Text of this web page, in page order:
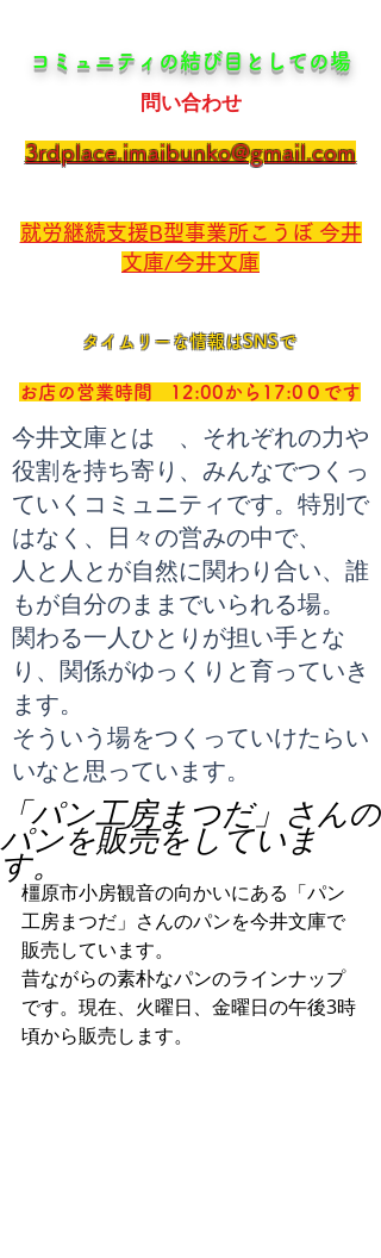
​コミュニティの結び目としての場
問い合わせ
3rdplace.imaibunko@gmail.com
就労継続支援B型事業所こうぼ 今井
文庫/今井文庫
タイムリーな情報はSNSで
お店の営業時間 12:00から17:0０です
今井文庫とは 、 それぞれの力や
役割を持ち寄り、みんなでつくっ
ていくコミュニティです。 特別で
はなく、日々の営みの中で、
人と人とが自然に関わり合い、誰
もが自分のままでいられる場。
関わる一人ひとりが担い手とな
り、関係がゆっくりと育っていき
ます。
​そういう場をつくっていけたらい
いなと思っています。
「パン工房まつだ」さんの
パンを販売をしていま
す。
橿原市小房観音の向かいにある「パン
工房まつだ」さんのパンを今井文庫で
販売しています。
昔ながらの素朴なパンのラインナップ
です。現在、火曜日、金曜日の午後3時
頃から販売します。